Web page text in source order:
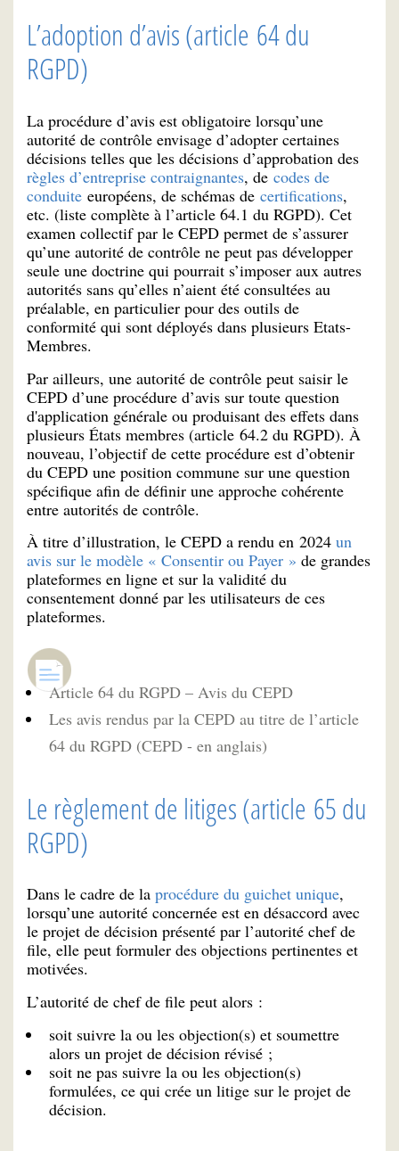
L’adoption d’avis (article 64 du
RGPD)
La procédure d’avis est obligatoire lorsqu’une
autorité de contrôle envisage d’adopter certaines
décisions telles que les décisions d’approbation des
règles d’entreprise contraignantes, de codes de
conduite européens, de schémas de certifications,
etc. (liste complète à l’article 64.1 du RGPD). Cet
examen collectif par le CEPD permet de s’assurer
qu’une autorité de contrôle ne peut pas développer
seule une doctrine qui pourrait s’imposer aux autres
autorités sans qu’elles n’aient été consultées au
préalable, en particulier pour des outils de
conformité qui sont déployés dans plusieurs Etats-
Membres.
Par ailleurs, une autorité de contrôle peut saisir le
CEPD d’une procédure d’avis sur toute question
d'application générale ou produisant des effets dans
plusieurs États membres (article 64.2 du RGPD). À
nouveau, l’objectif de cette procédure est d’obtenir
du CEPD une position commune sur une question
spécifique afin de définir une approche cohérente
entre autorités de contrôle.
À titre d’illustration, le CEPD a rendu en 2024 un
avis sur le modèle « Consentir ou Payer » de grandes
plateformes en ligne et sur la validité du
consentement donné par les utilisateurs de ces
plateformes.
Article 64 du RGPD – Avis du CEPD
Les avis rendus par la CEPD au titre de l’article
64 du RGPD (CEPD - en anglais)
Le règlement de litiges (article 65 du
RGPD)
Dans le cadre de la procédure du guichet unique,
lorsqu’une autorité concernée est en désaccord avec
le projet de décision présenté par l’autorité chef de
file, elle peut formuler des objections pertinentes et
motivées.
L’autorité de chef de file peut alors :
soit suivre la ou les objection(s) et soumettre
alors un projet de décision révisé ;
soit ne pas suivre la ou les objection(s)
formulées, ce qui crée un litige sur le projet de
décision.